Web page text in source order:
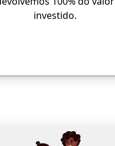
investido.